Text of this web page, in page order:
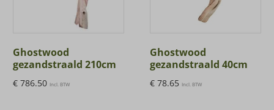
Ghostwood
gezandstraald 210cm
€ 786.50 Incl. BTW
Ghostwood
gezandstraald 40cm
€ 78.65 Incl. BTW